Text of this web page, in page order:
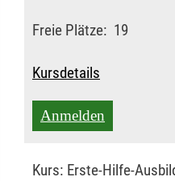
Freie Plätze: 19
Kursdetails
Anmelden
Kurs: Erste-Hilfe-